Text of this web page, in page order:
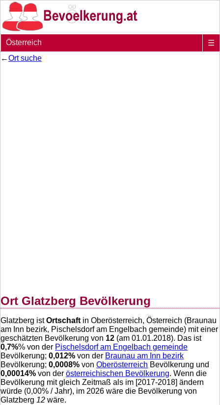
Österreich
☰
←Ort suche
Ort Glatzberg Bevölkerung
Glatzberg istOrtschaft in Oberösterreich, Österreich (Braunau
am Inn bezirk, Pischelsdorf am Engelbach gemeinde) mit einer
geschätzten Bevölkerung von 12 (am 01.01.2018). Das ist
0,7%% von der Pischelsdorf am Engelbach gemeinde
Bevölkerung; 0,012% von der Braunau am Inn bezirk
Bevölkerung; 0,0008% von Oberösterreich Bevölkerung und
0,00014% von der österreichischen Bevölkerung. Wenn die
Bevölkerung mit gleich Zeitmaß als im [2017-2018] ändern
würde (0,00% / Jahr), im 2026 wäre die Bevölkerung von
Glatzberg 12 wäre.